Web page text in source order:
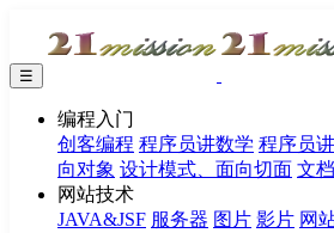
☰
编程入门
创客编程 程序员讲数学 程序员
向对象 设计模式、面向切面 文档
网站技术
JAVA&JSF 服务器 图片 影片 网